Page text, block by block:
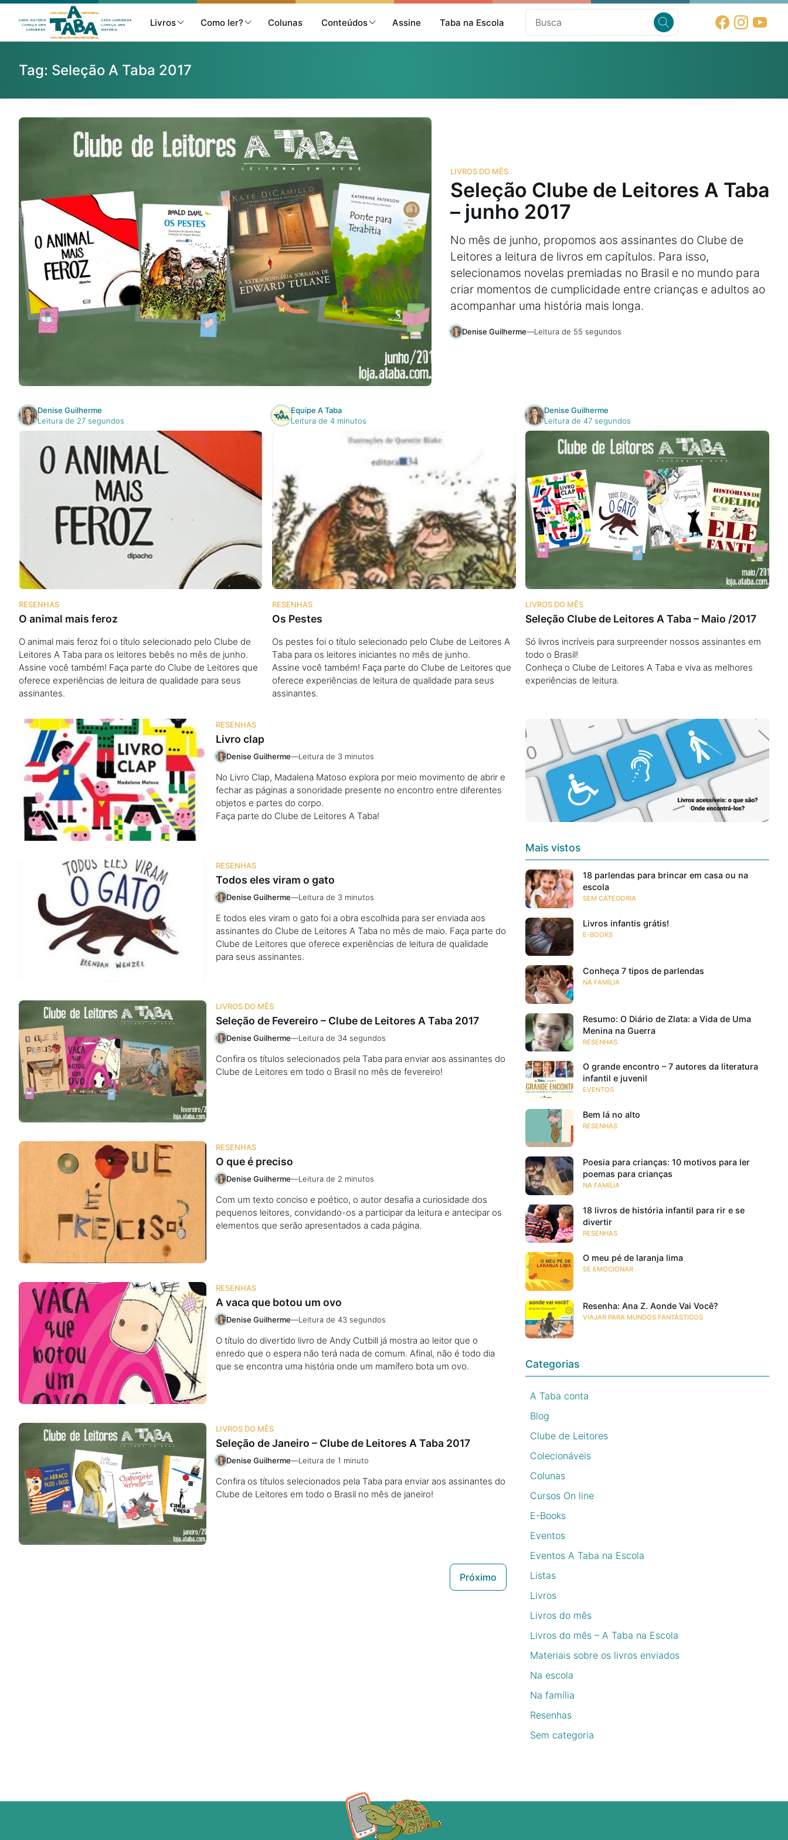
Livros Como ler? Colunas Conteúdos Assine Taba na Escola
Listas
Como ler?
Na escola
Na família
Conteúdos
Colecionáveis
Cursos On line
Assine
Taba na Escola
Tag: Seleção A Taba 2017
LIVROS DO MÊS
Seleção Clube de Leitores A Taba
– junho 2017
No mês de junho, propomos aos assinantes do Clube de
Leitores a leitura de livros em capítulos. Para isso,
selecionamos novelas premiadas no Brasil e no mundo para
criar momentos de cumplicidade entre crianças e adultos ao
acompanhar uma história mais longa.
Denise Guilherme—Leitura de 55 segundos
Denise Guilherme
Leitura de 27 segundos
RESENHAS
O animal mais feroz
O animal mais feroz foi o título selecionado pelo Clube de
Leitores A Taba para os leitores bebês no mês de junho.
Assine você também! Faça parte do Clube de Leitores que
oferece experiências de leitura de qualidade para seus
assinantes.
Equipe A Taba
Leitura de 4 minutos
RESENHAS
Os Pestes
Os pestes foi o título selecionado pelo Clube de Leitores A
Taba para os leitores iniciantes no mês de junho.
Assine você também! Faça parte do Clube de Leitores que
oferece experiências de leitura de qualidade para seus
assinantes.
Denise Guilherme
Leitura de 47 segundos
LIVROS DO MÊS
Seleção Clube de Leitores A Taba – Maio /2017
Só livros incríveis para surpreender nossos assinantes em
todo o Brasil!
Conheça o Clube de Leitores A Taba e viva as melhores
experiências de leitura.
RESENHAS
Livro clap
Denise Guilherme—Leitura de 3 minutos
No Livro Clap, Madalena Matoso explora por meio movimento de abrir e
fechar as páginas a sonoridade presente no encontro entre diferentes
objetos e partes do corpo.
Faça parte do Clube de Leitores A Taba!
RESENHAS
Todos eles viram o gato
Denise Guilherme—Leitura de 3 minutos
E todos eles viram o gato foi a obra escolhida para ser enviada aos
assinantes do Clube de Leitores A Taba no mês de maio. Faça parte do
Clube de Leitores que oferece experiências de leitura de qualidade
para seus assinantes.
LIVROS DO MÊS
Seleção de Fevereiro – Clube de Leitores A Taba 2017
Denise Guilherme—Leitura de 34 segundos
Confira os títulos selecionados pela Taba para enviar aos assinantes do
Clube de Leitores em todo o Brasil no mês de fevereiro!
RESENHAS
O que é preciso
Denise Guilherme—Leitura de 2 minutos
Com um texto conciso e poético, o autor desafia a curiosidade dos
pequenos leitores, convidando-os a participar da leitura e antecipar os
elementos que serão apresentados a cada página.
RESENHAS
A vaca que botou um ovo
Denise Guilherme—Leitura de 43 segundos
O título do divertido livro de Andy Cutbill já mostra ao leitor que o
enredo que o espera não terá nada de comum. Afinal, não é todo dia
que se encontra uma história onde um mamífero bota um ovo.
LIVROS DO MÊS
Seleção de Janeiro – Clube de Leitores A Taba 2017
Denise Guilherme—Leitura de 1 minuto
Confira os títulos selecionados pela Taba para enviar aos assinantes do
Clube de Leitores em todo o Brasil no mês de janeiro!
Próximo
Mais vistos
18 parlendas para brincar em casa ou na
escola
SEM CATEGORIA
Livros infantis grátis!
E-BOOKS
Conheça 7 tipos de parlendas
NA FAMÍLIA
Resumo: O Diário de Zlata: a Vida de Uma
Menina na Guerra
RESENHAS
O grande encontro – 7 autores da literatura
infantil e juvenil
EVENTOS
Bem lá no alto
RESENHAS
Poesia para crianças: 10 motivos para ler
poemas para crianças
NA FAMÍLIA
18 livros de história infantil para rir e se
divertir
RESENHAS
O meu pé de laranja lima
SE EMOCIONAR
Resenha: Ana Z. Aonde Vai Você?
VIAJAR PARA MUNDOS FANTÁSTICOS
Categorias
A Taba conta
Blog
Clube de Leitores
Colecionáveis
Colunas
Cursos On line
E-Books
Eventos
Eventos A Taba na Escola
Listas
Livros
Livros do mês
Livros do mês – A Taba na Escola
Materiais sobre os livros enviados
Na escola
Na família
Resenhas
Sem categoria